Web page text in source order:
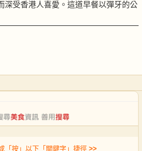
深受香港人喜愛。這道早餐以彈牙的公
「按」以下「關鍵字」捷徑 >>